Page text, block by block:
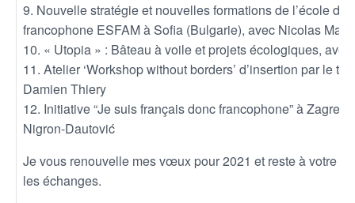
9. Nouvelle stratégie et nouvelles formations de l’école de
francophone ESFAM à Sofia (Bulgarie), avec Nicolas
10. « Utopia » : Bâteau à voile et projets écologiques,
11. Atelier ‘Workshop without borders’ d’insertion par le
Damien Thiery
12. Initiative “Je suis français donc francophone” à
Nigron-Dautović
Je vous renouvelle mes vœux pour 2021 et reste à votre
les échanges.